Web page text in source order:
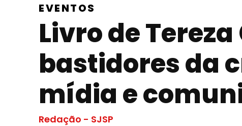
EVENTOS
Livro de
bastidores da
mídia e
Redação - SJSP